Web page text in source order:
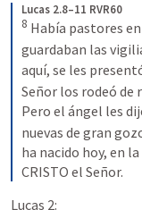
Lucas 2.8–11 RVR60
8 Había pastores
guardaban las
aquí, se les
Señor los rodeó
Pero el ángel les
nuevas de gran
ha nacido hoy, en la
CRISTO el Señor.
Lucas 2: